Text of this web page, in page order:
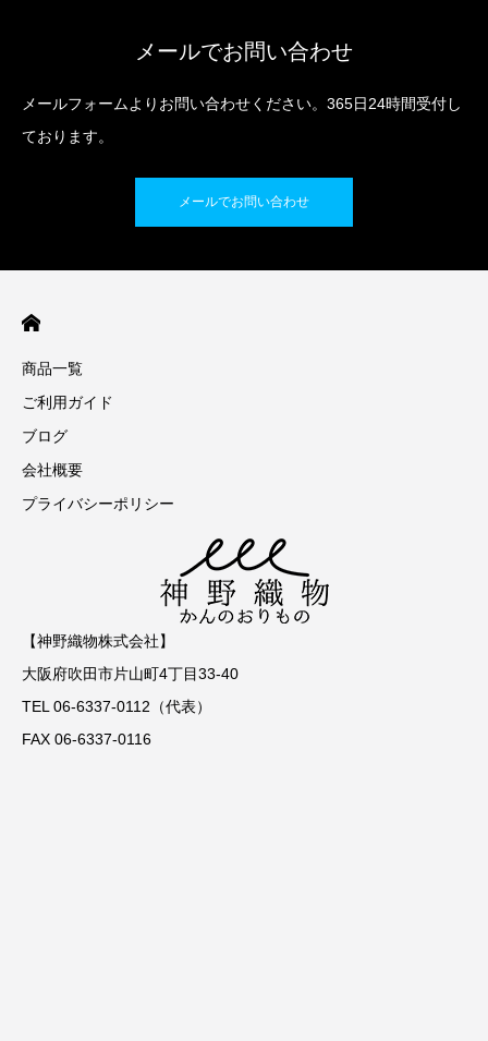
メールでお問い合わせ
メールフォームよりお問い合わせください。365日24時間受付し
ております。
メールでお問い合わせ
商品一覧
ご利用ガイド
ブログ
会社概要
プライバシーポリシー
【神野織物株式会社】
大阪府吹田市片山町4丁目33-40
TEL 06-6337-0112（代表）
FAX 06-6337-0116